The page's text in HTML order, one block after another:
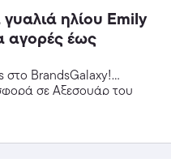
ηλίου Emily
αγορές έως
στο BrandsGalaxy!
σε Αξεσουάρ του
τις εκπτώσεις!